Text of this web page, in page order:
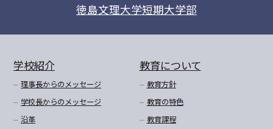
徳島文理大学短期大学部
学校紹介
理事長からのメッセージ
学校長からのメッセージ
沿革
教育について
教育方針
教育の特色
教育課程